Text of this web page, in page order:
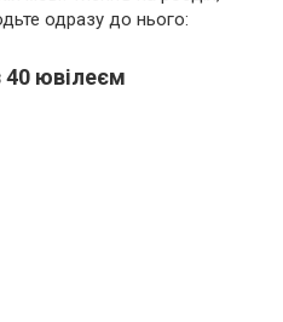
одразу до нього:
40 ювілеєм